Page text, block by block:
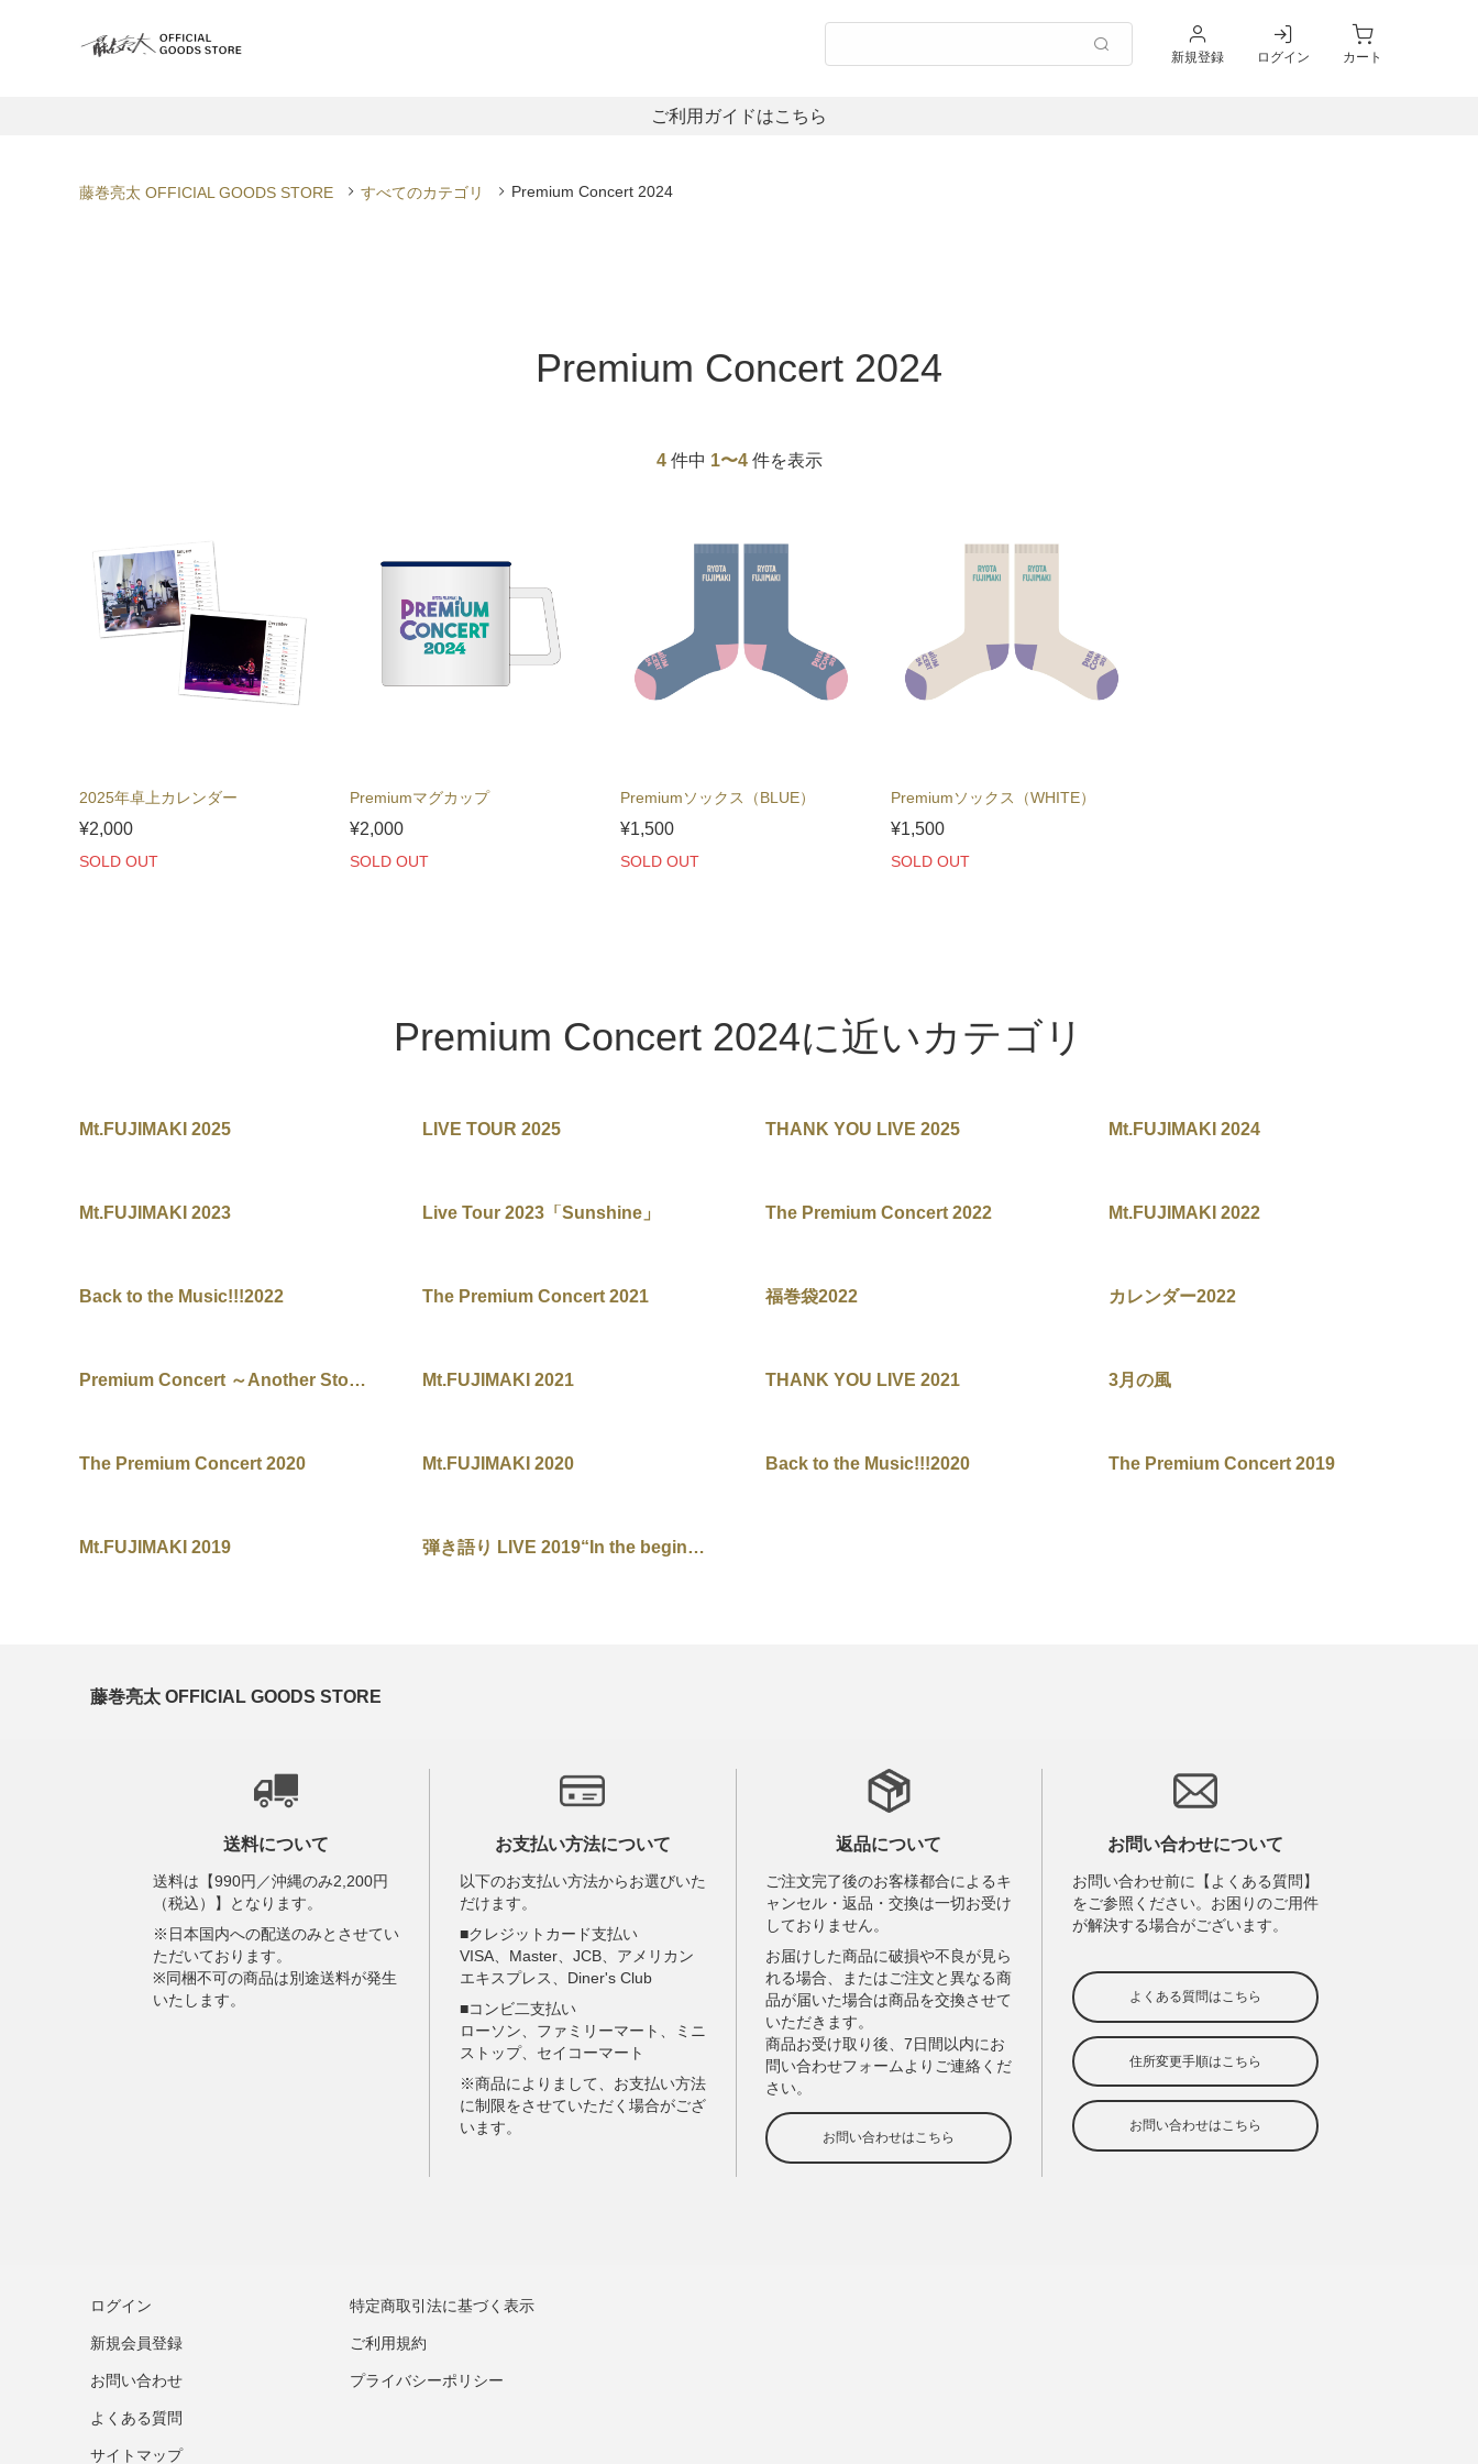
新規登録 ログイン カート
藤巻亮太 OFFICIAL GOODS STORE すべてのカテゴリ Premium Concert 2024
Premium Concert 2024
4件中 1〜4件を表示
2025年卓上カレンダー
¥2,000
SOLD OUT
Premiumマグカップ
¥2,000
SOLD OUT
Premiumソックス（BLUE）
¥1,500
SOLD OUT
Premiumソックス（WHITE）
¥1,500
SOLD OUT
Premium Concert 2024に近いカテゴリ
Mt.FUJIMAKI 2025 LIVE TOUR 2025 THANK YOU LIVE 2025 Mt.FUJIMAKI 2024
Mt.FUJIMAKI 2023 Live Tour 2023「Sunshine」 The Premium Concert 2022 Mt.FUJIMAKI 2022
Back to the Music!!!2022 The Premium Concert 2021 福巻袋2022 カレンダー2022
Premium Concert ～Another Story～ Mt.FUJIMAKI 2021 THANK YOU LIVE 2021 3月の風
The Premium Concert 2020 Mt.FUJIMAKI 2020 Back to the Music!!!2020 The Premium Concert 2019
Mt.FUJIMAKI 2019 弾き語り LIVE 2019“In the beginning”
藤巻亮太 OFFICIAL GOODS STORE
ログイン
新規会員登録
お問い合わせ
よくある質問
サイトマップ
特定商取引法に基づく表示
ご利用規約
プライバシーポリシー